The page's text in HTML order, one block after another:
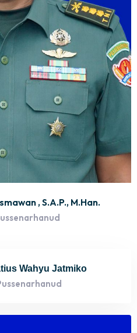
, S.A.P., M.Han.
Wahyu Jatmiko